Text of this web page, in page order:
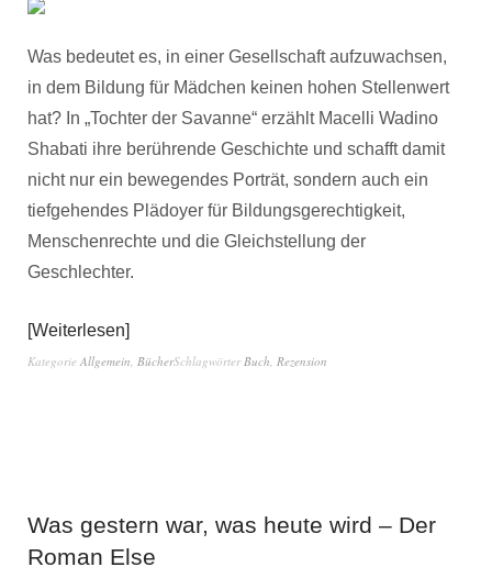
Was bedeutet es, in einer Gesellschaft aufzuwachsen,
in dem Bildung für Mädchen keinen hohen Stellenwert
hat? In „Tochter der Savanne“ erzählt Macelli Wadino
Shabati ihre berührende Geschichte und schafft damit
nicht nur ein bewegendes Porträt, sondern auch ein
tiefgehendes Plädoyer für Bildungsgerechtigkeit,
Menschenrechte und die Gleichstellung der
Geschlechter.
Weiterlesen
Kategorie Allgemein, BücherSchlagwörterBuch, Rezension
Was gestern war, was heute wird – Der
Roman Else